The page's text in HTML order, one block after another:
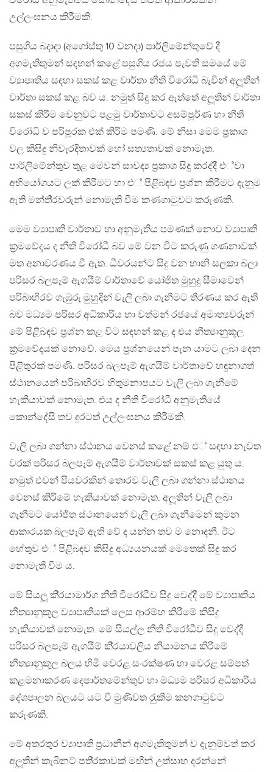
උල්ලංඝනය කිරීමකි.
පසුගිය බදාදා (අගෝස්තු 10 වනදා) පාර්ලිමේන්තුවේ දී
අගමැතිතුමන් සඳහන් කළේ පසුගිය රජය පැවති සමයේ මේ
ව්‍යාපෘතිය සඳහා සකස් කළ වාර්තා නීති විරෝධී බැවින් අලූතින්
වාර්තා සකස් කළ බව ය. නමුත් සිදු කර ඇත්තේ අලූතින් වාර්තා
සකස් කිරීම වෙනුවට පළමු වාර්තාවට අසම්පූර්ණ හා නීති
විරෝධී ව පරිපූරක එක් කිරීම පමණි. මේ නිසා මෙම ප‍්‍රකාශ
වල කිසිදු නිවැරදිතාවක් හෝ සත්‍යතාවක් නොමැත.
පාර්ලිමේන්තුව තුළ මෙවන් සාවද්‍ය ප‍්‍රකාශ සිදු කරද්දී එ්වා
අභියෝගයට ලක් කිරීමට හා එ් පිළිබඳව ප‍්‍රශ්න කිරීමට දැනුම
ඇති මන්ති‍්‍රවරුන් නොමැති වීම කණගාටුවට කරුණකි.
මෙම ව්‍යාපෘති වාර්තාව හා අනුමැතිය පමණක් නොව ව්‍යාපෘති
ක‍්‍රමවේදය ද නීති විරෝධී බව මේ වන විට කරුණු ගණනාවක්
මත අනාවරණය වී ඇත. ධීවරයන්ට සිදු වන හානි සලකා බලා
පරිසර බලපෑම් ඇගයීම් වාර්තාවේ යෝජිත මුහුදු සීමාවෙන්
පරිබාහිරව ගැඹුරු මුහුදින් වැලි ලබා ගැනීමට තීරණය කර ඇති
බව මධ්‍යම පරිසර අධිකාරිය හා වත්මන් රජයේ අමාත්‍යවරුන්
මේ පිළිබඳව ප‍්‍රශ්න කළ විට සඳහන් කළ ද එය නීත්‍යානුකූල
ක‍්‍රමවේදයක් නොවේ. මෙය ප‍්‍රශ්නයෙන් පැන යාමට ලබා දෙන
පිළිතුරක් පමණි. පරිසර බලපෑම් ඇගයීම් වාර්තාවේ හඳුනාගත්
ස්ථානයෙන් පරිබාහිරව හිතුමනාපයට වැලි ලබා ගැනීමේ
හැකියාවක් නොමැත. එය ද නීති විරෝධී අනුමැතියේ
කොන්දේසි තව දුරටත් උල්ලංඝනය කිරීමකි.
වැලි ලබා ගන්නා ස්ථානය වෙනස් කළේ නම් එ් සඳහා නැවත
වරක් පරිසර බලපෑම් ඇගයීම් වාර්තාවක් සකස් කළ යුතු ය.
නමුත් එවන් පියවරකින් තොරව වැලි ලබා ගන්නා ස්ථානය
වෙනස් කිරීමේ හැකියාවක් නොමැත. අලූතින් වැලි ලබා
ගැනීමට යෝජිත ස්ථානයෙන් වැලි ලබා ගැනීමෙන් කුමන
ආකාරයක බලපෑම් ඇති වේ ද යන්න තව ම නොදනී. ඊට
හේතුව එ් පිළිබඳව කිසිදු අධ්‍යයනයක් මෙතෙක් සිදු කර
නොමැති වීම ය.
මේ සියලූ කි‍්‍රයාමාර්ග නීති විරෝධීව සිදු වෙද්දී මේ ව්‍යාපෘතිය
නීත්‍යානුකූල ව්‍යාපෘතියක් ලෙස ආරම්භ කිරීමේ කිසිදු
හැකියාවක් නොමැත. මේ සියල්ල නීති විරෝධීව සිදු වෙද්දී
පරිසර බලපෑම් ඇගයීම් කි‍්‍රයාවලිය නියාමනය කිරීමේ
නීත්‍යානුකූල බලය හිමි වෙරළ සංරක්ෂණ හා වෙරළ සම්පත්
කළමනාකරණ දෙපාර්තමේන්තුව හා මධ්‍යම පරිසර අධිකාරිය
දේශපාලන බලයට යට වී මුණිවත රැුකීම කනගාටුවට
කරුණකි.
මේ අතරතුර ව්‍යාපෘති ප‍්‍රධානීන් අගමැතිතුමන් ව දැනුම්වත් කර
අලූතින් කැබිනට් පති‍්‍රකාවක් මඟින් උත්සාහ දරන්නේ